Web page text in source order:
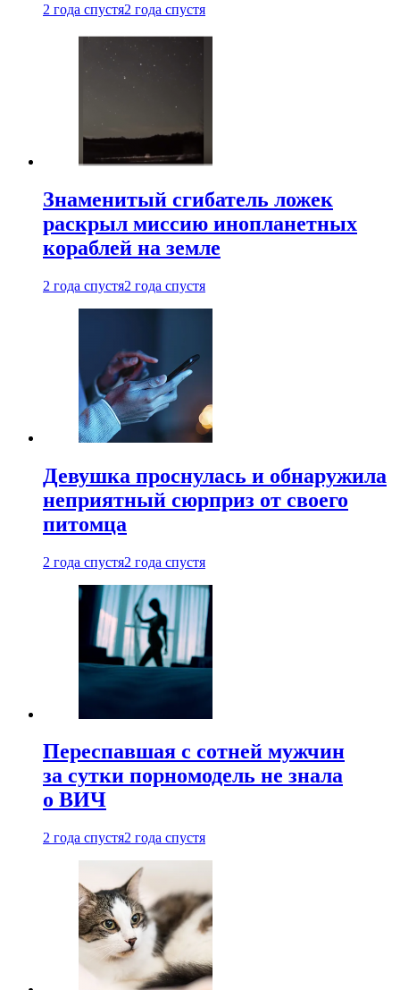
2 года спустя2 года спустя
Знаменитый сгибатель ложек
раскрыл миссию инопланетных
кораблей на земле
2 года спустя2 года спустя
Девушка проснулась и обнаружила
неприятный сюрприз от своего
питомца
2 года спустя2 года спустя
Переспавшая с сотней мужчин
за сутки порномодель не знала
о ВИЧ
2 года спустя2 года спустя